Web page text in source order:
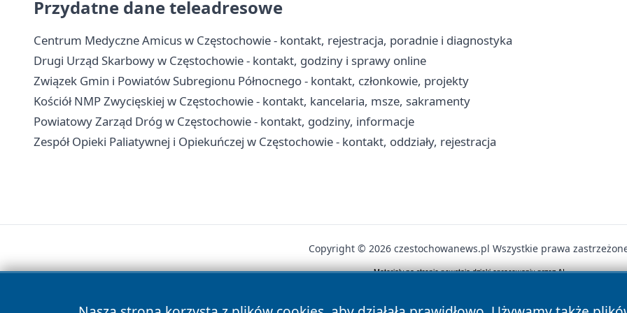
Przydatne dane teleadresowe
Centrum Medyczne Amicus w Częstochowie - kontakt, rejestracja, poradnie i diagnostyka
Drugi Urząd Skarbowy w Częstochowie - kontakt, godziny i sprawy online
Związek Gmin i Powiatów Subregionu Północnego - kontakt, członkowie, projekty
Kościół NMP Zwycięskiej w Częstochowie - kontakt, kancelaria, msze, sakramenty
Powiatowy Zarząd Dróg w Częstochowie - kontakt, godziny, informacje
Zespół Opieki Paliatywnej i Opiekuńczej w Częstochowie - kontakt, oddziały, rejestracja
Copyright © 2026 czestochowanews.pl Wszystkie prawa